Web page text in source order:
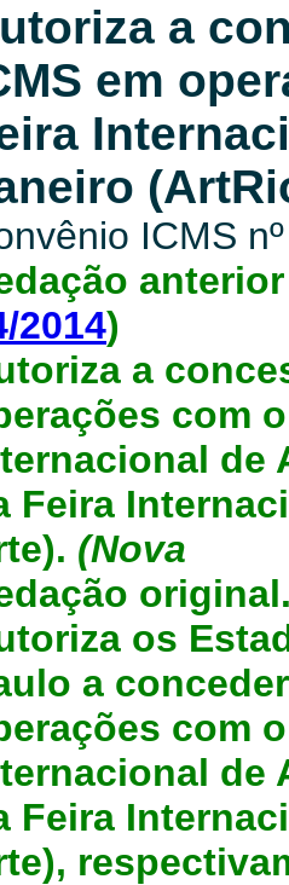
a
em
ICMS
2014)
a
com
de
Feira
(Nova
os
a
com
de
Feira